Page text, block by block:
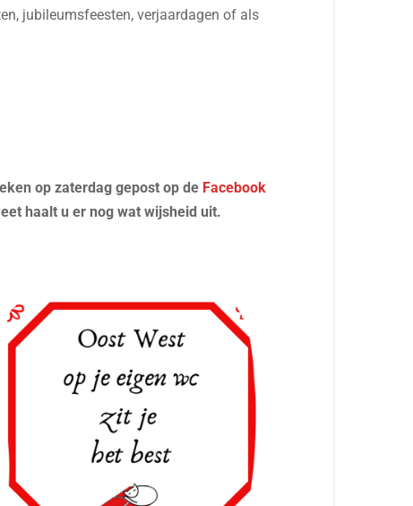
jubileumsfeesten, verjaardagen of als
op zaterdag gepost op de Facebook
haalt u er nog wat wijsheid uit.